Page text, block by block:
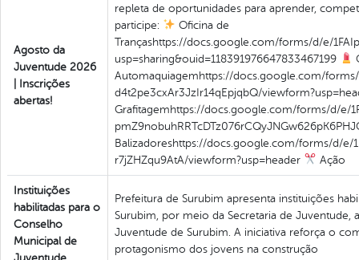
Agosto da
Juventude 2026
| Inscrições
abertas!
repleta de oportunidades para aprender,
participe:
Oficina de
Trançashttps://docs.google.com/forms/d/e/
usp=sharing&ouid=118391976647833467199
Automaquiagemhttps://docs.google.com/
d4t2pe3cxAr3JzIr14qEpjqbQ/
Grafitagemhttps://docs.google.com/forms/d/e/
Balizadoreshttps://docs.google.com/forms/d/e/
r7jZHZqu9AtA/viewform?usp=header
Ação
Instituições
habilitadas para o
Conselho
Municipal de
Prefeitura de Surubim apresenta instituições
Surubim, por meio da Secretaria de Juventude,
Juventude de Surubim. A iniciativa reforça o
protagonismo dos jovens na construção